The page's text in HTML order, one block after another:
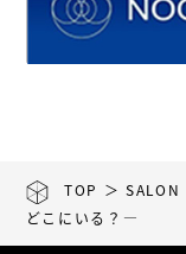
TOP ＞SALON
どこにいる？―